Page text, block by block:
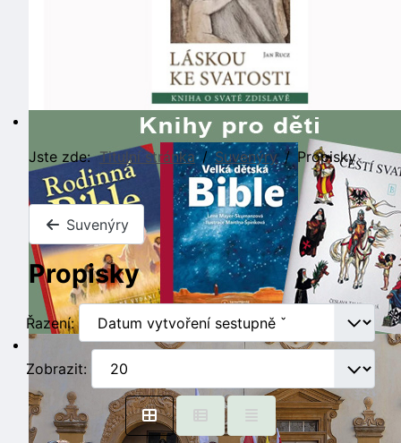
Jste zde:Titulní stránka Suvenýry Propisky
Suvenýry
Propisky
Řazení:
Zobrazit: